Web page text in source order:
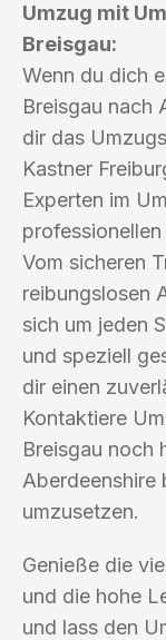
Umzug mit
Breisgau:
Wenn du dich
Breisgau nach
dir das
Kastner
Experten im
Vom sicheren
reibungslosen
sich um jeden
und speziell
dir einen
Kontaktiere
Breisgau noch
Aberdeenshire
umzusetzen.
Genieße die
und die hohe
und lass den